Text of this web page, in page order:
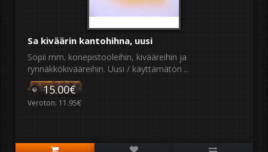
Sa kiväärin kantohihna, uusi
Sopii mm. konepistooleihin, kivääreihin ja
rynnäkkökivääreihin. Uusi / käyttämätön ..
15.00€
Veroton: 11.95€